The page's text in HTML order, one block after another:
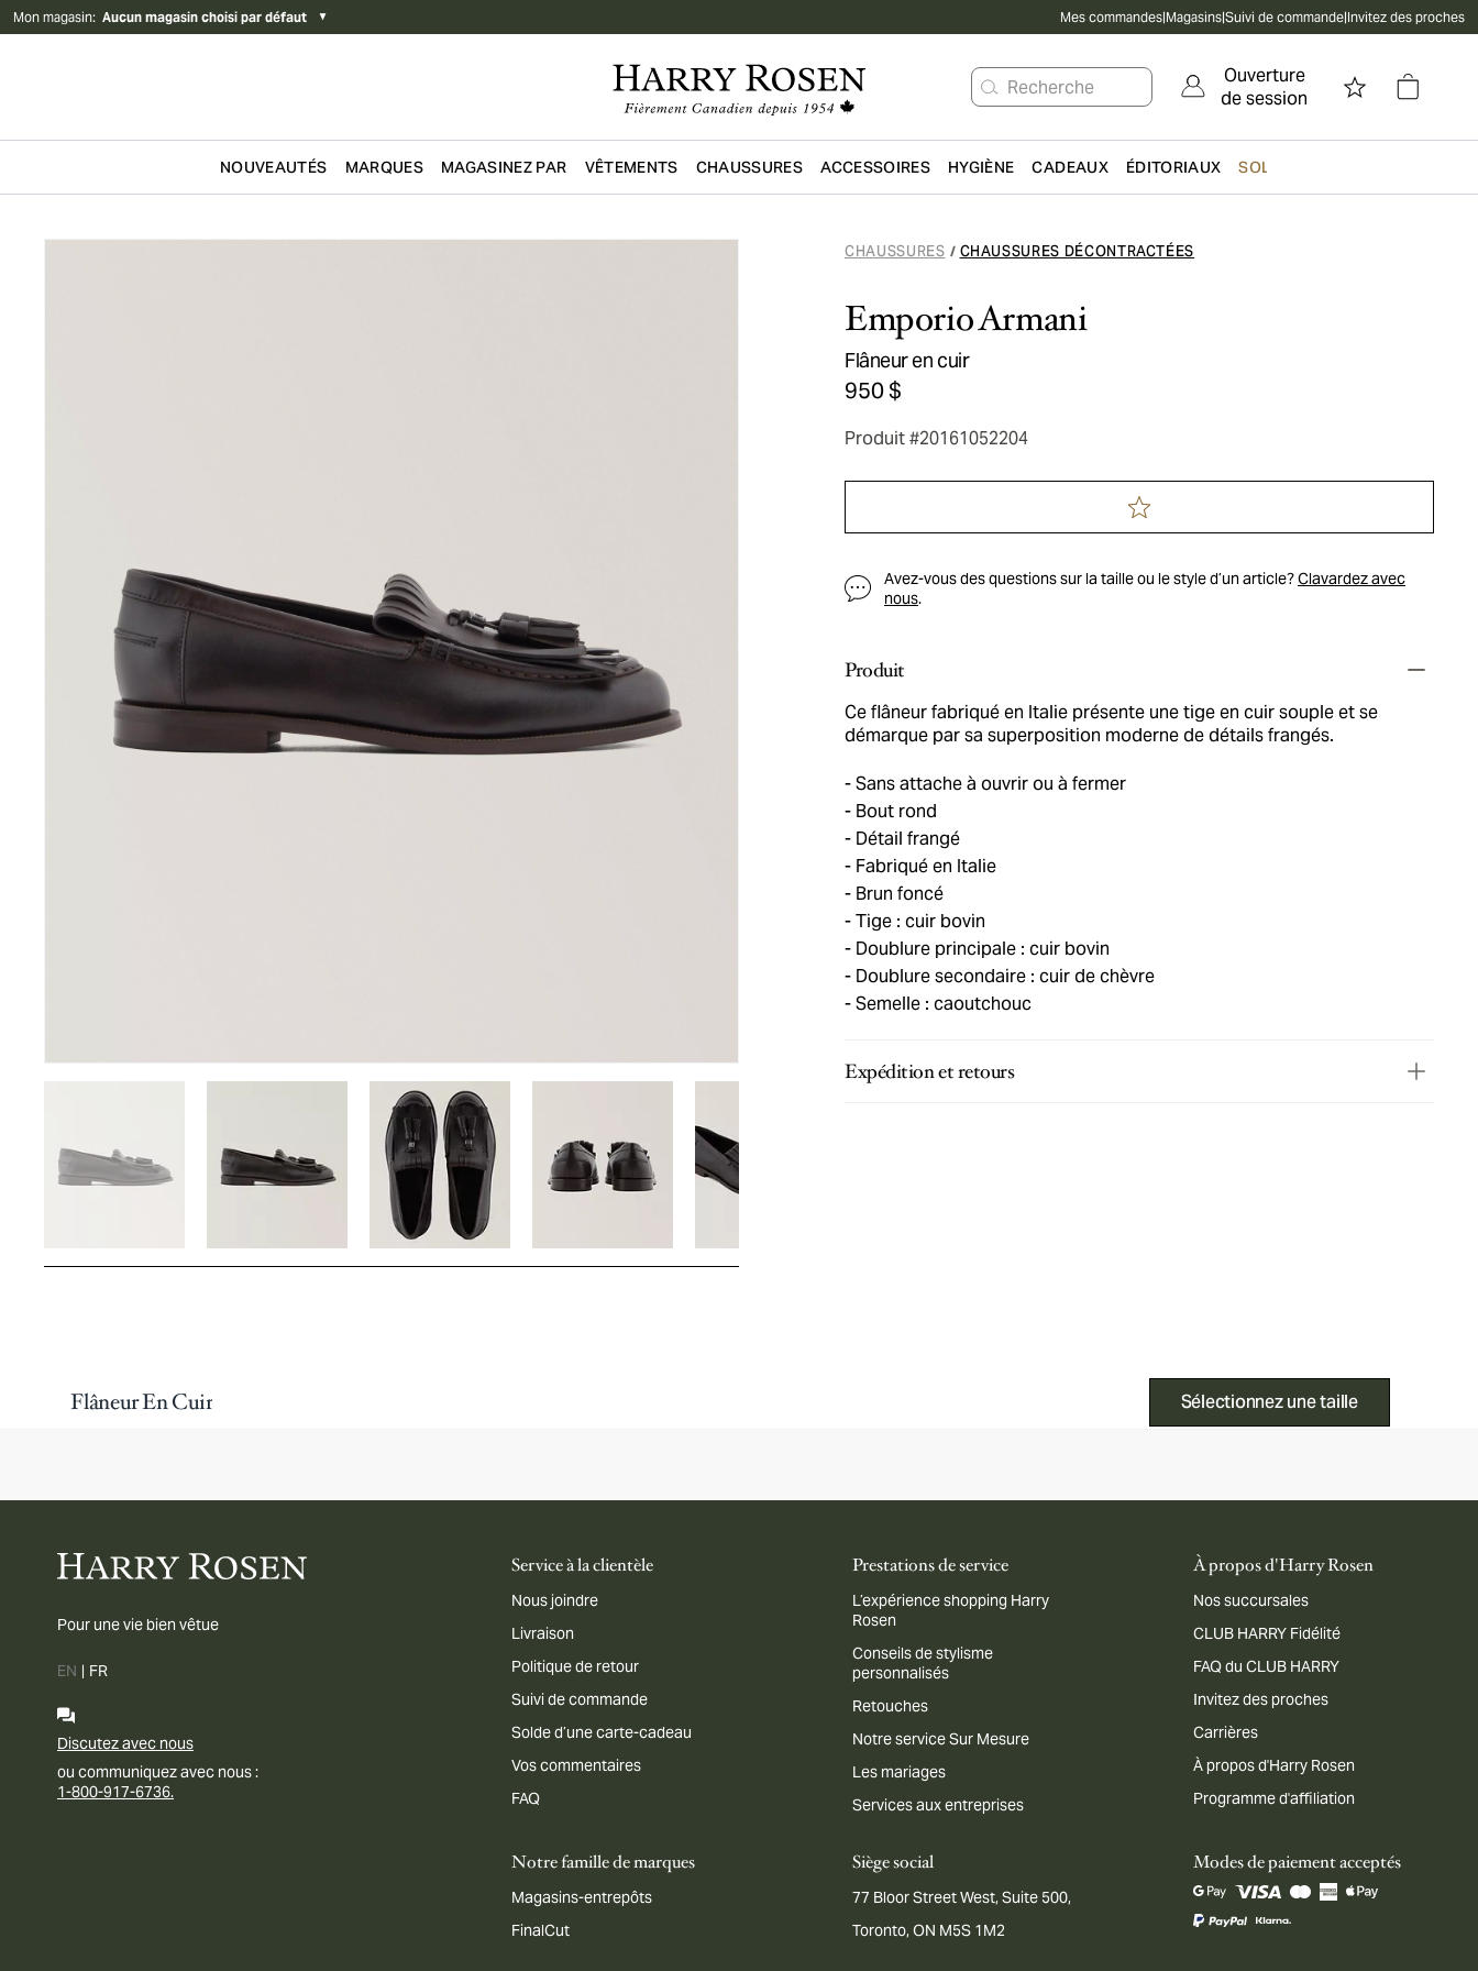
Mon magasin: Aucun magasin choisi par défaut ▼ Mes commandes|Magasins|Suivi de commande|Invitez des proches
Recherche
Ouverture
de session
Passer au contenu principal
NOUVEAUTÉS MARQUES MAGASINEZ PAR VÊTEMENTS CHAUSSURES ACCESSOIRES HYGIÈNE CADEAUX ÉDITORIAUX SOLDES
CHAUSSURES / CHAUSSURES DÉCONTRACTÉES
Emporio Armani
Flâneur en cuir
950 $
Produit #20161052204
Avez-vous des questions sur la taille ou le style d’un article?Clavardez avec
nous.
Produit
Ce flâneur fabriqué en Italie présente une tige en cuir souple et se
démarque par sa superposition moderne de détails frangés.
Sans attache à ouvrir ou à fermer
Bout rond
Détail frangé
Fabriqué en Italie
Brun foncé
Tige : cuir bovin
Doublure principale : cuir bovin
Doublure secondaire : cuir de chèvre
Semelle : caoutchouc
Expédition et retours
Flâneur En Cuir Sélectionnez une taille
Pour une vie bien vêtue
EN | FR
Discutez avec nous
ou communiquez avec nous :
1-800-917-6736.
Service à la clientèle
Nous joindre
Livraison
Politique de retour
Suivi de commande
Solde d’une carte-cadeau
Vos commentaires
FAQ
Prestations de service
L’expérience shopping Harry
Rosen
Conseils de stylisme
personnalisés
Retouches
Notre service Sur Mesure
Les mariages
Services aux entreprises
À propos d'Harry Rosen
Nos succursales
CLUB HARRY Fidélité
FAQ du CLUB HARRY
Invitez des proches
Carrières
À propos d'Harry Rosen
Programme d'affiliation
Notre famille de marques
Magasins-entrepôts
FinalCut
Siège social
77 Bloor Street West, Suite 500,
Toronto, ON M5S 1M2
Modes de paiement acceptés